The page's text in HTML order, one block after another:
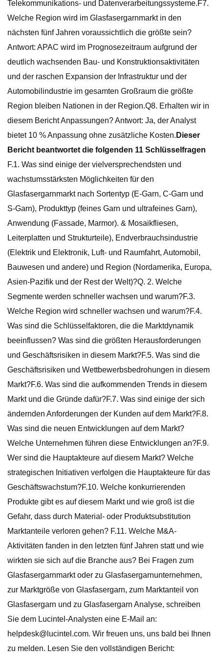
Telekommunikations- und Datenverarbeitungssysteme.F7.
Welche Region wird im Glasfasergarnmarkt in den
nächsten fünf Jahren voraussichtlich die größte sein?
Antwort: APAC wird im Prognosezeitraum aufgrund der
deutlich wachsenden Bau- und Konstruktionsaktivitäten
und der raschen Expansion der Infrastruktur und der
Automobilindustrie im gesamten Großraum die größte
Region bleiben Nationen in der Region.Q8. Erhalten wir in
diesem Bericht Anpassungen? Antwort: Ja, der Analyst
bietet 10 % Anpassung ohne zusätzliche Kosten. Dieser
Bericht beantwortet die folgenden 11 Schlüsselfragen
F.1. Was sind einige der vielversprechendsten und
wachstumsstärksten Möglichkeiten für den
Glasfasergarnmarkt nach Sortentyp (E-Garn, C-Garn und
S-Garn), Produkttyp (feines Garn und ultrafeines Garn),
Anwendung (Fassade, Marmor). & Mosaikfliesen,
Leiterplatten und Strukturteile), Endverbrauchsindustrie
(Elektrik und Elektronik, Luft- und Raumfahrt, Automobil,
Bauwesen und andere) und Region (Nordamerika, Europa,
Asien-Pazifik und der Rest der Welt)?Q. 2. Welche
Segmente werden schneller wachsen und warum?F.3.
Welche Region wird schneller wachsen und warum?F.4.
Was sind die Schlüsselfaktoren, die die Marktdynamik
beeinflussen? Was sind die größten Herausforderungen
und Geschäftsrisiken in diesem Markt?F.5. Was sind die
Geschäftsrisiken und Wettbewerbsbedrohungen in diesem
Markt?F.6. Was sind die aufkommenden Trends in diesem
Markt und die Gründe dafür?F.7. Was sind einige der sich
ändernden Anforderungen der Kunden auf dem Markt?F.8.
Was sind die neuen Entwicklungen auf dem Markt?
Welche Unternehmen führen diese Entwicklungen an?F.9.
Wer sind die Hauptakteure auf diesem Markt? Welche
strategischen Initiativen verfolgen die Hauptakteure für das
Geschäftswachstum?F.10. Welche konkurrierenden
Produkte gibt es auf diesem Markt und wie groß ist die
Gefahr, dass durch Material- oder Produktsubstitution
Marktanteile verloren gehen? F.11. Welche M&A-
Aktivitäten fanden in den letzten fünf Jahren statt und wie
wirkten sie sich auf die Branche aus? Bei Fragen zum
Glasfasergarnmarkt oder zu Glasfasergarnunternehmen,
zur Marktgröße von Glasfasergarn, zum Marktanteil von
Glasfasergarn und zu Glasfasergarn Analyse, schreiben
Sie dem Lucintel-Analysten eine E-Mail an:
helpdesk@lucintel.com. Wir freuen uns, uns bald bei Ihnen
zu melden. Lesen Sie den vollständigen Bericht: